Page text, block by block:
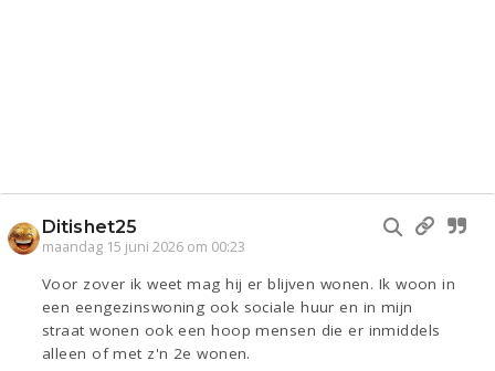
Ditishet25
maandag 15 juni 2026 om 00:23
Voor zover ik weet mag hij er blijven wonen. Ik woon in
een eengezinswoning ook sociale huur en in mijn
straat wonen ook een hoop mensen die er inmiddels
alleen of met z'n 2e wonen.